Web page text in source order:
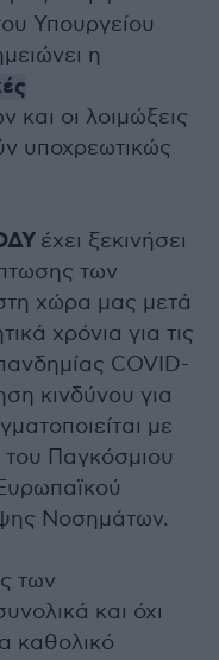
Υπουργείου
η
και οι λοιμώξεις
υποχρεωτικώς
έχει ξεκινήσει
των
χώρα μας μετά
χρόνια για τις
COVID-
κινδύνου για
με
Παγκόσμιου
Νοσημάτων.
των
και όχι
καθολικό